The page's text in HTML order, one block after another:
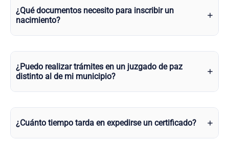
¿Qué documentos necesito para inscribir un
nacimiento?
¿Puedo realizar trámites en un juzgado de paz
distinto al de mi municipio?
¿Cuánto tiempo tarda en expedirse un certificado?